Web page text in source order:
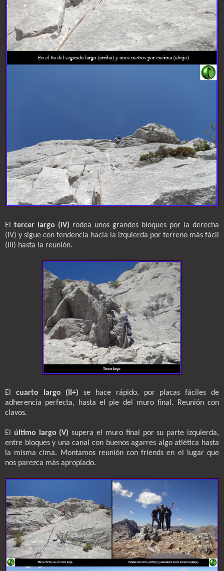
El tercer largo (IV) rodea unos grandes bloques por la derecha
(IV) y sigue con tendencia hacia la izquierda por terreno más fácil
(III) hasta la reunión.
El cuarto largo (II+)se hace rápido, por placas fáciles de
adherencia perfecta, hasta el pie del muro final. Reunión con
clavos.
El último largo (V) supera el muro final por su parte izquierda,
entre bloques y una canal con buenos agarres algo atlética hasta
la misma cima. Montamos reunión con friends en el lugar que
nos parezca más apropiado.